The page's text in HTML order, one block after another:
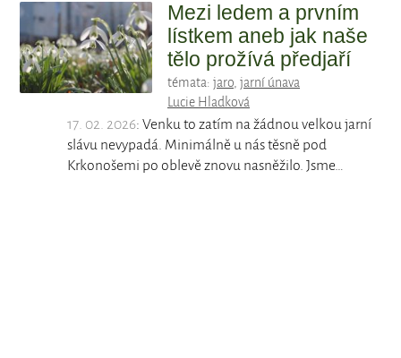
Mezi ledem a prvním
lístkem aneb jak naše
tělo prožívá předjaří
témata: jaro, jarní únava
Lucie Hladková
17. 02. 2026: Venku to zatím na žádnou velkou jarní
slávu nevypadá. Minimálně u nás těsně pod
Krkonošemi po oblevě znovu nasněžilo. Jsme…